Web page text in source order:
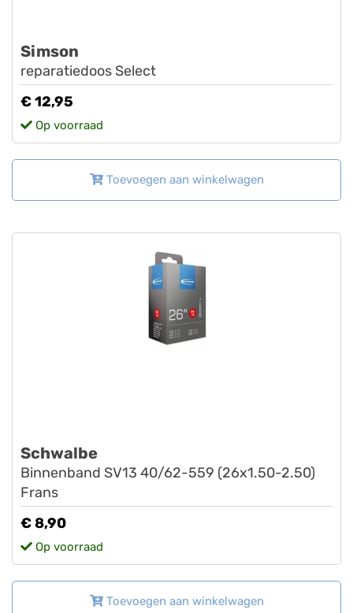
Simson
reparatiedoos Select
€ 12,95
Op voorraad
Toevoegen aan winkelwagen
Schwalbe
Binnenband SV13 40/62-559 (26x1.50-2.50)
Frans
€ 8,90
Op voorraad
Toevoegen aan winkelwagen